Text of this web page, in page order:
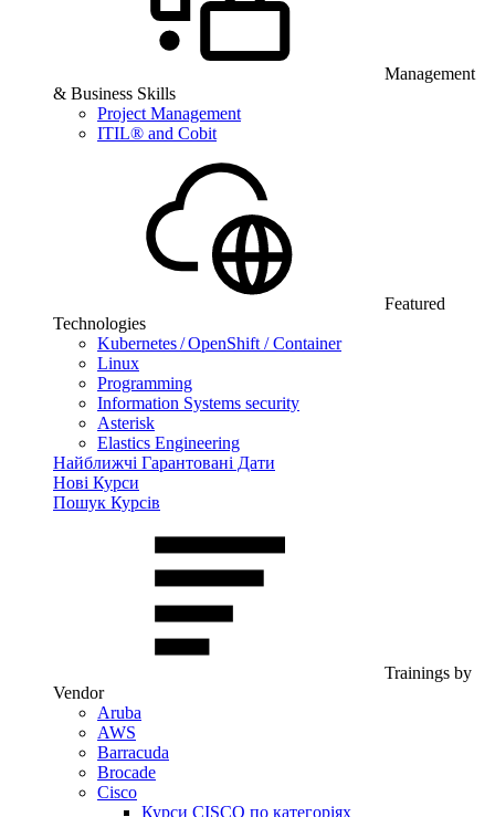
Management
& Business Skills
Project Management
ITIL® and Cobit
Featured
Technologies
Kubernetes / OpenShift / Container
Linux
Programming
Information Systems security
Asterisk
Elastics Engineering
Найближчі Гарантовані Дати
Нові Курси
Пошук Курсів
Trainings by
Vendor
Aruba
AWS
Barracuda
Brocade
Cisco
Курси CISCO по категоріях